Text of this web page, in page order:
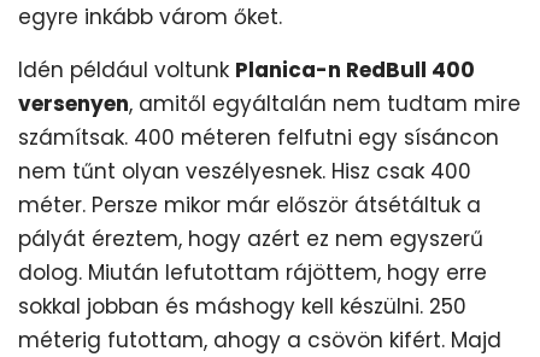
egyre inkább várom őket.
Idén például voltunk Planica-n RedBull 400
versenyen, amitől egyáltalán nem tudtam mire
számítsak. 400 méteren felfutni egy sísáncon
nem tűnt olyan veszélyesnek. Hisz csak 400
méter. Persze mikor már először átsétáltuk a
pályát éreztem, hogy azért ez nem egyszerű
dolog. Miután lefutottam rájöttem, hogy erre
sokkal jobban és máshogy kell készülni. 250
méterig futottam, ahogy a csövön kifért. Majd